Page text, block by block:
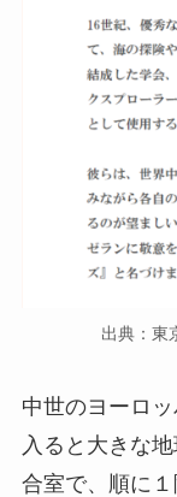
出典：東
中世のヨーロ
入ると大きな
合室で、順に１